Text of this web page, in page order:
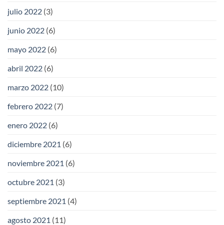
julio 2022 (3)
junio 2022 (6)
mayo 2022 (6)
abril 2022 (6)
marzo 2022 (10)
febrero 2022 (7)
enero 2022 (6)
diciembre 2021 (6)
noviembre 2021 (6)
octubre 2021 (3)
septiembre 2021 (4)
agosto 2021 (11)